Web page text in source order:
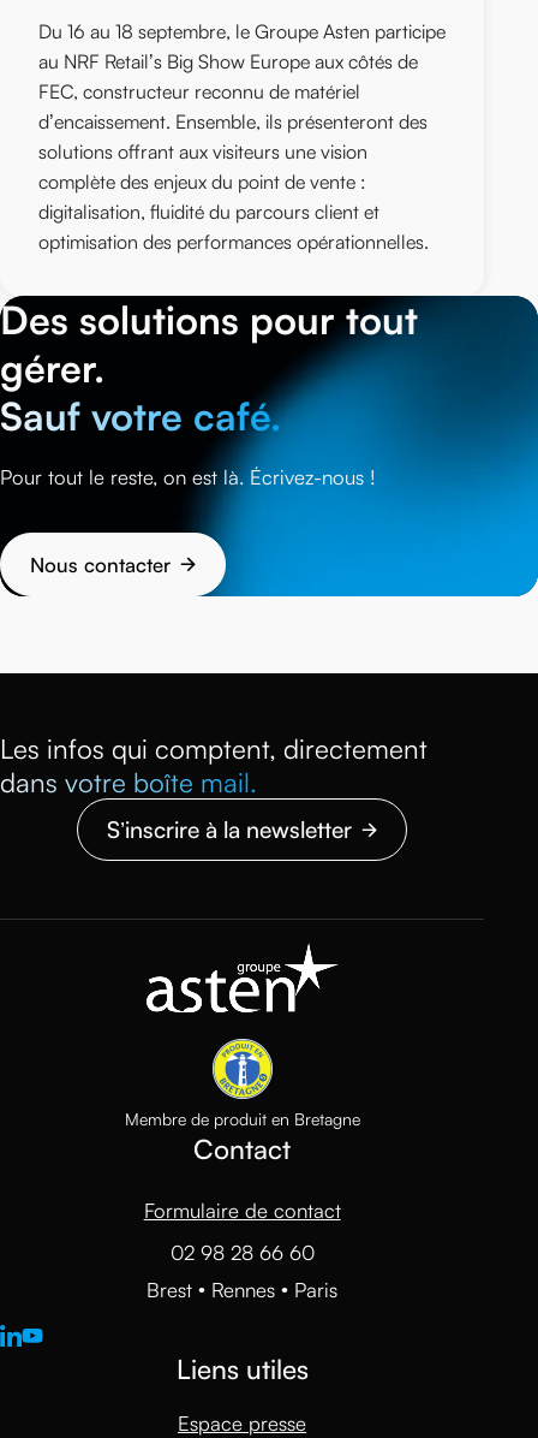
Du 16 au 18 septembre, le Groupe Asten participe
au NRF Retail’s Big Show Europe aux côtés de
FEC, constructeur reconnu de matériel
d’encaissement. Ensemble, ils présenteront des
solutions offrant aux visiteurs une vision
complète des enjeux du point de vente :
digitalisation, fluidité du parcours client et
optimisation des performances opérationnelles.
Des solutions pour tout
gérer.
Sauf votre café.
Pour tout le reste, on est là. Écrivez-nous !
Nous contacter
Les infos qui comptent, directement
dans votre boîte mail.
S’inscrire à la newsletter
Membre de produit en Bretagne
Contact
Formulaire de contact
02 98 28 66 60
Brest • Rennes • Paris
Liens utiles
Espace presse